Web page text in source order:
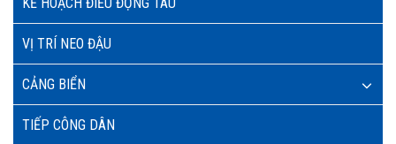
VỊ TRÍ NEO ĐẬU
CẢNG BIỂN
TIẾP CÔNG DÂN